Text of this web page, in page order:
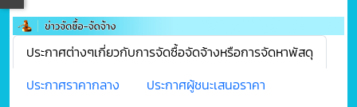
ประกาศต่างๆเกี่ยวกับการจัดซื้อจัดจ้างหรือการจัดหาพัสดุ
ประกาศราคากลาง
ประกาศผู้ชนะเสนอราคา